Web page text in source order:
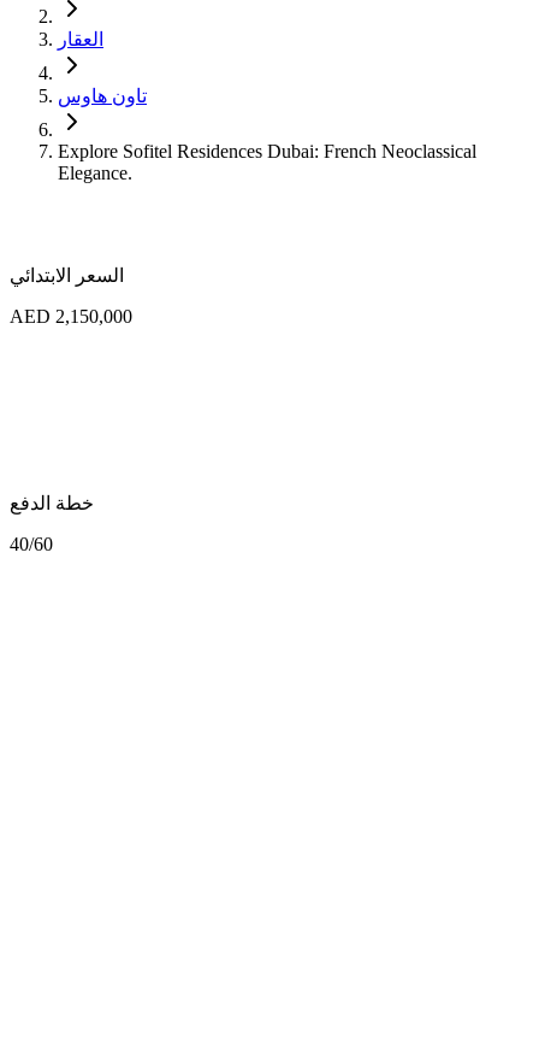
العقار
تاون هاوس
Explore Sofitel Residences Dubai: French Neoclassical
Elegance.
السعر الابتدائي
AED 2,150,000
خطة الدفع
40/60